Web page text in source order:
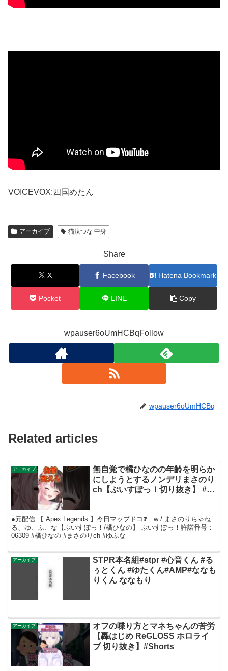
VOICEVOX:四国めたん
アーカイブ 猫汰つな 中身
Share
X Facebook Hatena Bookmark
Pocket LINE Copy
wpauser6oUmHCBqFollow
wpauser6oUmHCBq
Related articles
アーカイブ
無自覚で橘ひなのの年齢を明らか
にしようとするノンデリまさのり
ch【ぶいすぽっ！切り抜き】 #橘
●元配信 【 Apex Legends 】今日マップドコ❓ w / まさのりちゃね
る、ゆ、ふ、な【ぶいすぽっ！/橘ひなの】 ぶいすぽっ！許諾番号：
06309 #橘ひなの #まさのりch #ゆふな
アーカイブ
STPR本名組#stpr #心音くん #る
ぅとくん #ゆたくん#AMP#ななも
りくん ななもり
アーカイブ
オフの喋り方とマネちゃんの苦労
【轟はじめ ReGLOSS ホロライ
ブ 切り抜き】#Shorts